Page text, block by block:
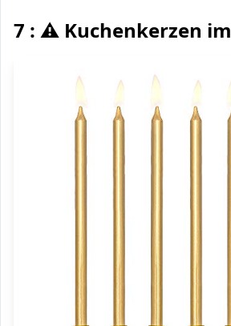
7 : ⚠️ Kuchenkerzen